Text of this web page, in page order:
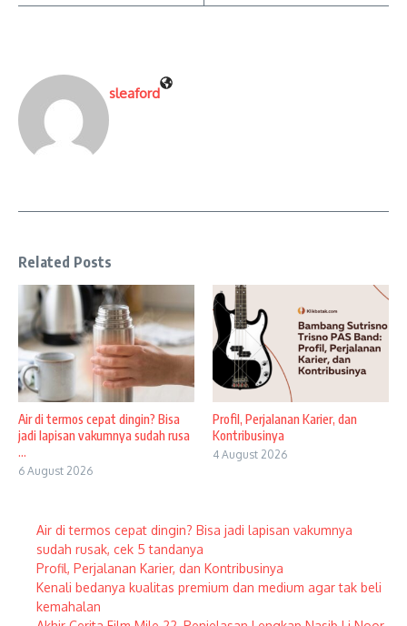
sleaford
Related Posts
Air di termos cepat dingin? Bisa
jadi lapisan vakumnya sudah rusa
...
6 August 2026
Profil, Perjalanan Karier, dan
Kontribusinya
4 August 2026
Air di termos cepat dingin? Bisa jadi lapisan vakumnya
sudah rusak, cek 5 tandanya
Profil, Perjalanan Karier, dan Kontribusinya
Kenali bedanya kualitas premium dan medium agar tak beli
kemahalan